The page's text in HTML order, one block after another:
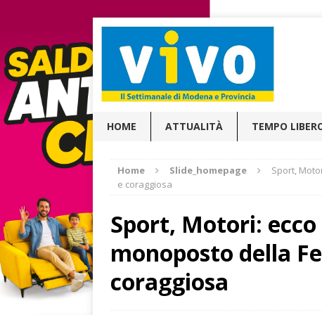
HOME ATTUALITÀ TEMPO
Home Slide_homepage
Sport,
e coraggiosa
Sport, Motori: ecco
monoposto della
coraggiosa